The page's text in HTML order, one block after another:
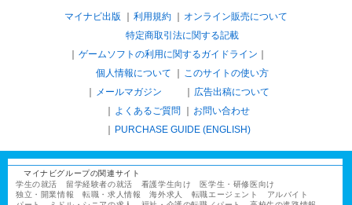
マイナビ出版 利用規約
オンライン販売について
特定商取引法に関する記載
ゲームソフトの利用に関するガイドライン
個人情報について
このサイトの使い方
メールマガジン
広告出稿について
よくあるご質問
お問い合わせ
PURCHASE GUIDE (ENGLISH)
マイナビグループの関連サイト
学生の就活
留学経験者の就活 看護学生向け
医学生・研修医向け
独立・開業情報
転職・求人情報 海外求人 転職エージェント
アルバイト